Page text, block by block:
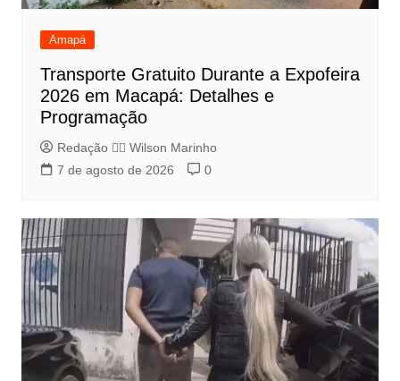
Amapá
Transporte Gratuito Durante a Expofeira
2026 em Macapá: Detalhes e
Programação
Redação 👨‍⚖️​ Wilson Marinho
7 de agosto de 2026
0